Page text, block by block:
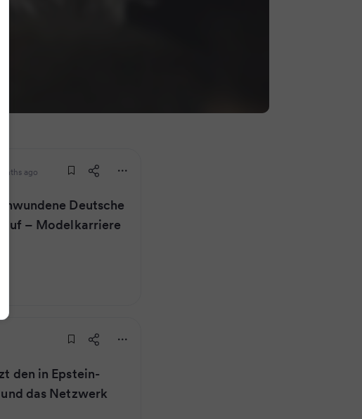
ago
Deutsche
auf – Modelkarriere
den in Epstein-
das Netzwerk